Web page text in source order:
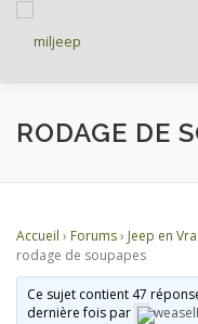
ACCUEIL
DOCUMENTATIONS
RODAGE DE
Accueil › Forums› Jeep en
rodage de soupapes
Ce sujet contient 47
dernière fois par